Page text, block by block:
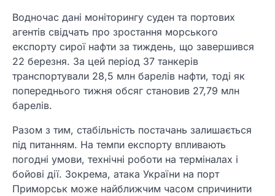
Водночас дані моніторингу суден та портових
агентів свідчать про зростання морського
експорту сирої нафти за тиждень, що завершився
22 березня. За цей період 37 танкерів
транспортували 28,5 млн барелів нафти, тоді як
попереднього тижня обсяг становив 27,79 млн
барелів.
Разом з тим, стабільність постачань залишається
під питанням. На темпи експорту впливають
погодні умови, технічні роботи на терміналах і
бойові дії. Зокрема, атака України на порт
Приморськ може найближчим часом спричинити